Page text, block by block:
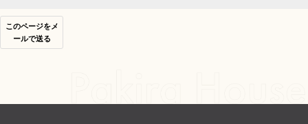
このページをメ
ールで送る